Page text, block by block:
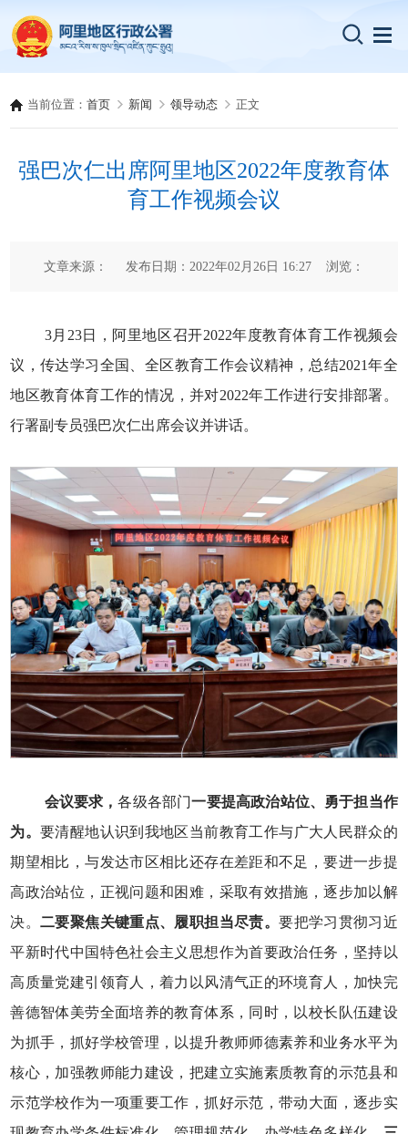
当前位置：首页 新闻 领导动态 正文
强巴次仁出席阿里地区2022年度教育体
育工作视频会议
文章来源： 发布日期：2022年02月26日 16:27 浏览：
3月23日，阿里地区召开2022年度教育体育工作视频会
议，传达学习全国、全区教育工作会议精神，总结2021年全
地区教育体育工作的情况，并对2022年工作进行安排部署。
行署副专员强巴次仁出席会议并讲话。
会议要求，各级各部门一要提高政治站位、勇于担当作
为。 要清醒地认识到我地区当前教育工作与广大人民群众的
期望相比，与发达市区相比还存在差距和不足，要进一步提
高政治站位，正视问题和困难，采取有效措施，逐步加以解
决。 二要聚焦关键重点、履职担当尽责。要把学习贯彻习近
平新时代中国特色社会主义思想作为首要政治任务，坚持以
高质量党建引领育人，着力以风清气正的环境育人，加快完
善德智体美劳全面培养的教育体系，同时，以校长队伍建设
为抓手，抓好学校管理，以提升教师师德素养和业务水平为
核心，加强教师能力建设，把建立实施素质教育的示范县和
示范学校作为一项重要工作，抓好示范，带动大面，逐步实